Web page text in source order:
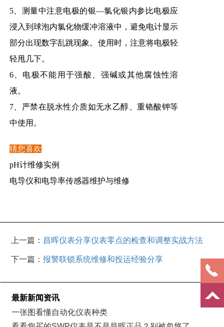
5、测量中注意电极的银—氯化银内参比电极应
浸入到球泡内氯化物缓冲溶液中，避免电计显示
部分出现数字乱跳现象。使用时，注意将电极轻
轻甩几下。
6、电极不能用于强酸、强碱或其他腐蚀性溶
液。
7、严禁在脱水性介质如无水乙醇、重铬酸钾等
中使用。
猜您喜欢
pH计维修实例
电导仪和电导率传感器维护与维修
上一篇： 昌晖仪表分享仪表零点的检查和调整实战方法
下一篇：报警联锁系统维修和投运经验分享
最新新闻资讯
一张图看懂自动化仪表种类